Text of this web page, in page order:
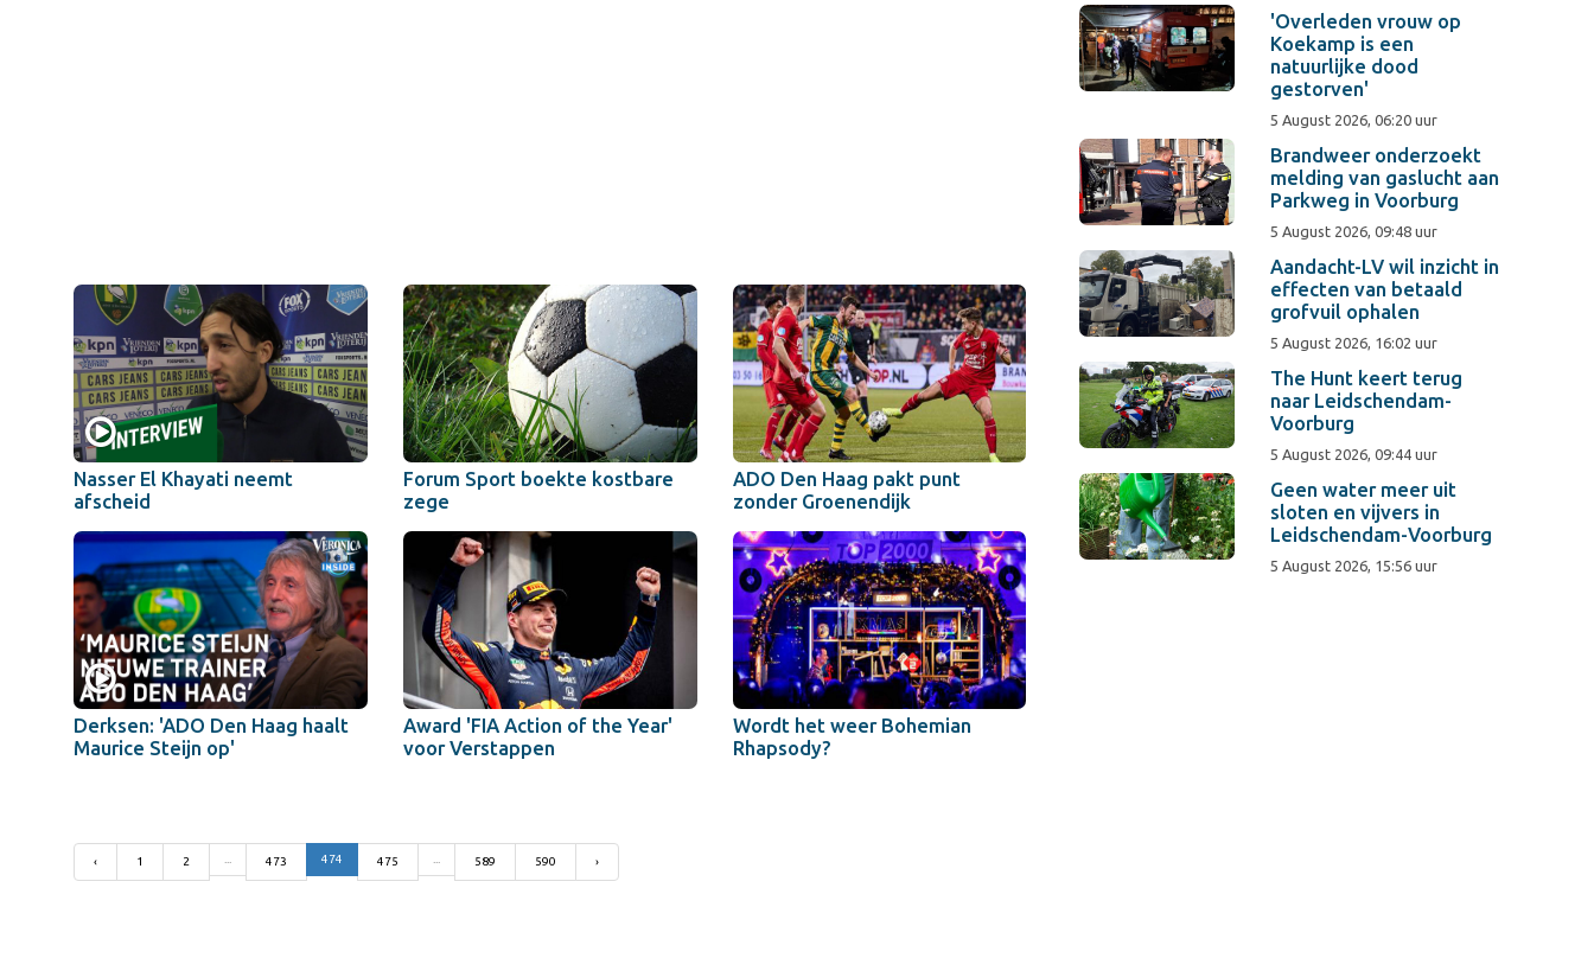
Nasser El Khayati neemt
afscheid
Forum Sport boekte kostbare
zege
ADO Den Haag pakt punt
zonder Groenendijk
Derksen: 'ADO Den Haag haalt
Maurice Steijn op'
Award 'FIA Action of the Year'
voor Verstappen
Wordt het weer Bohemian
Rhapsody?
‹ 1 2 473 474 475 589 590 ›
'Overleden vrouw op
Koekamp is een
natuurlijke dood
gestorven'
5 August 2026, 06:20 uur
Brandweer onderzoekt
melding van gaslucht aan
Parkweg in Voorburg
5 August 2026, 09:48 uur
Aandacht-LV wil inzicht in
effecten van betaald
grofvuil ophalen
5 August 2026, 16:02 uur
The Hunt keert terug
naar Leidschendam-
Voorburg
5 August 2026, 09:44 uur
Geen water meer uit
sloten en vijvers in
Leidschendam-Voorburg
5 August 2026, 15:56 uur